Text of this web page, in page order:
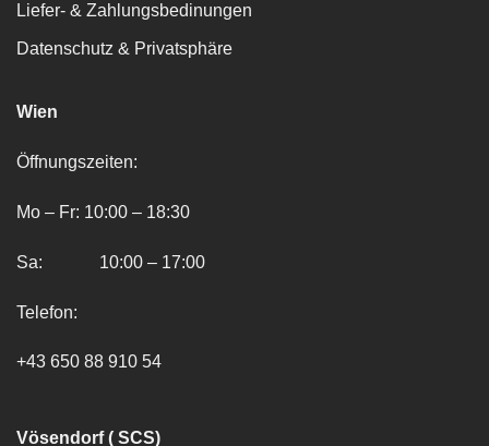
Liefer- & Zahlungsbedinungen
Datenschutz & Privatsphäre
Wien
Öffnungszeiten:
Mo – Fr: 10:00 – 18:30
Sa: 10:00 – 17:00
Telefon:
+43 650 88 910 54
Vösendorf ( SCS)